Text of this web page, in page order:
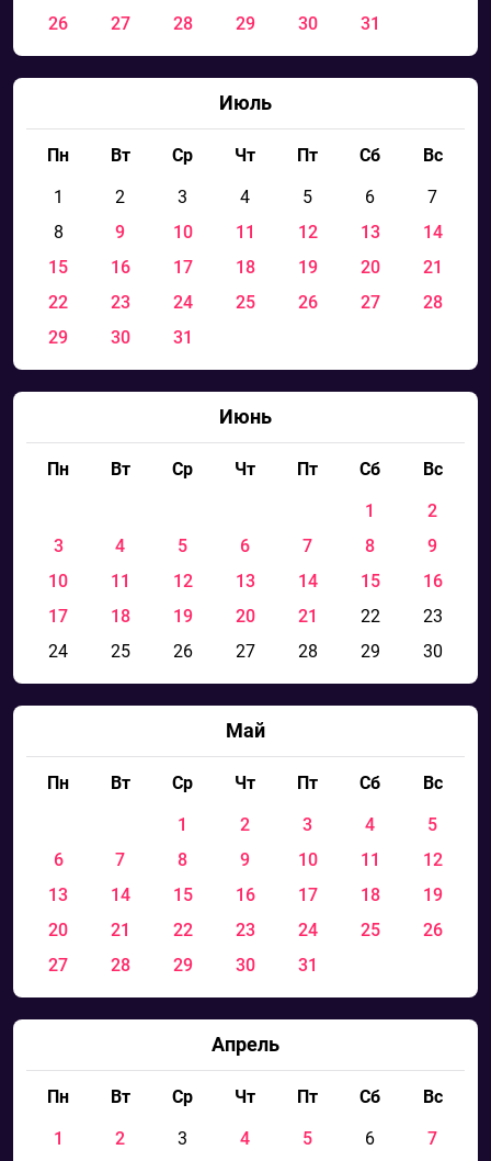
26
27 28 29 30 31
Июль
Пн Вт Ср Чт Пт Сб
Вс
1
2 3 4 5 6
7
8
9 10 11 12 13
14
15
16 17 18 19 20
21
22
23 24 25 26 27
28
29
30 31
Июнь
Пн Вт Ср Чт Пт Сб
Вс
1
2
3
4 5 6 7 8
9
10
11 12 13 14 15
16
17
18 19 20 21 22
23
24
25 26 27 28 29 30
Май
Пн Вт Ср Чт Пт Сб
Вс
1
2 3 4
5
6
7 8 9 10 11
12
13
14 15 16 17 18
19
20
21 22 23 24 25
26
27
28 29 30 31
Апрель
Пн Вт Ср Чт Пт Сб
Вс
1
2 3 4 5 6 7